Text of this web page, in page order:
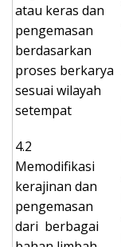
atau keras dan
pengemasan
berdasarkan
proses berkarya
sesuai wilayah
setempat
4.2
Memodifikasi
kerajinan dan
pengemasan
dari berbagai